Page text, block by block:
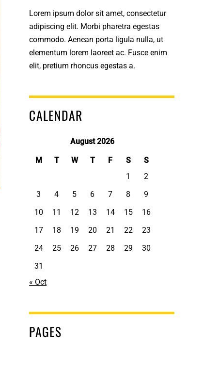
Lorem ipsum dolor sit amet, consectetur
adipiscing elit. Morbi pharetra egestas
commodo. Aenean porta ligula nulla, ut
elementum lorem laoreet ac. Fusce enim
elit, pretium rhoncus egestas a.
CALENDAR
August 2026
M T W T F S
S
1
2
3
4 5 6 7 8
9
10
11 12 13 14 15
16
17
18 19 20 21 22
23
24
25 26 27 28 29
30
31
« Oct
PAGES